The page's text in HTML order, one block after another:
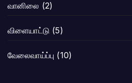
வானிலை (2)
விளையாட்டு (5)
வேலைவாய்ப்பு (10)